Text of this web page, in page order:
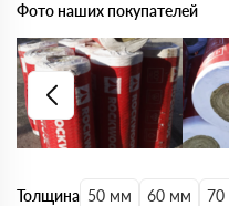
Толщина 50 мм 60 мм
Фото наших покупателей